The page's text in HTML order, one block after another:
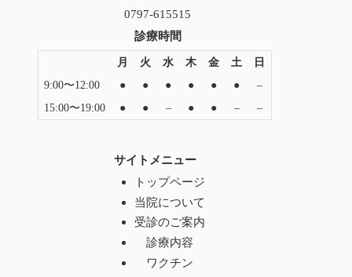
0797-615515
診療時間
月 火 水 木 金 土
日
9:00〜12:00
● ● ● ● ● ●
–
15:00〜19:00
● ● – ● ● – –
サイトメニュー
トップページ
当院について
受診のご案内
診療内容
ワクチン